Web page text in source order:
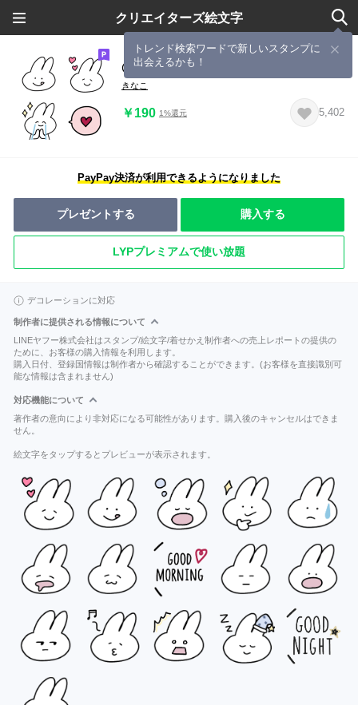
クリエイターズ絵文字
トレンド検索ワードで新しいスタンプに
出会えるかも！
◎しろうさ◎ #2
きなこ
￥190 1%還元 5,402
PayPay決済が利用できるようになりました
プレゼントする 購入する
LYPプレミアムで使い放題
デコレーションに対応
制作者に提供される情報について
LINEヤフー株式会社はスタンプ/絵文字/着せかえ制作者への売上レポートの提供の
ために、お客様の購入情報を利用します。
購入日付、登録国情報は制作者から確認することができます。(お客様を直接識別可
能な情報は含まれません)
対応機能について
著作者の意向により非対応になる可能性があります。購入後のキャンセルはできま
せん。
絵文字をタップするとプレビューが表示されます。